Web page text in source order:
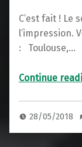
C’est fait ! Le
l’impression.
: Toulouse,…
Continue
28/05/2018